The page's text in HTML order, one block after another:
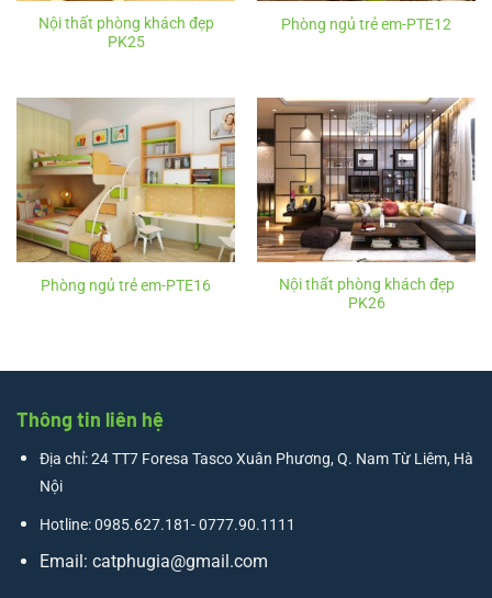
Nội thất phòng khách đẹp
PK25
Phòng ngủ trẻ em-PTE12
Phòng ngủ trẻ em-PTE16
Nội thất phòng khách đẹp
PK26
Thông tin liên hệ
Địa chỉ: 24 TT7 Foresa Tasco Xuân Phương, Q. Nam Từ Liêm, Hà
Nội
Hotline: 0985.627.181- 0777.90.1111
Email: catphugia@gmail.com